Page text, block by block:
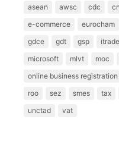
asean awsc cdc
e-commerce
eurocham
gdce
gdt gsp
microsoft
mlvt moc
online business registration
roo
sez smes tax
unctad
vat